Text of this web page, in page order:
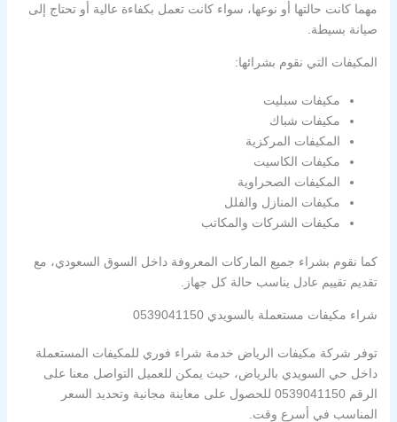
مهما كانت حالتها أو نوعها، سواء كانت تعمل بكفاءة عالية أو تحتاج إلى
صيانة بسيطة.
المكيفات التي نقوم بشرائها:
مكيفات سبليت
مكيفات شباك
المكيفات المركزية
مكيفات الكاسيت
المكيفات الصحراوية
مكيفات المنازل والفلل
مكيفات الشركات والمكاتب
كما نقوم بشراء جميع الماركات المعروفة داخل السوق السعودي، مع
تقديم تقييم عادل يناسب حالة كل جهاز.
شراء مكيفات مستعملة بالسويدي 0539041150
توفر شركة مكيفات الرياض خدمة شراء فوري للمكيفات المستعملة
داخل حي السويدي بالرياض، حيث يمكن للعميل التواصل معنا على
الرقم 0539041150 للحصول على معاينة مجانية وتحديد السعر
المناسب في أسرع وقت.